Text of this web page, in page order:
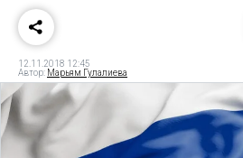
12.11.2018 12:45
Автор: Марьям Гулалиева